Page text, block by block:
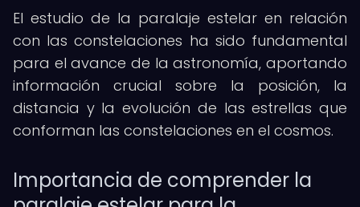
El estudio de la paralaje estelar en relación
con las constelaciones ha sido fundamental
para el avance de la astronomía, aportando
información crucial sobre la posición, la
distancia y la evolución de las estrellas que
conforman las constelaciones en el cosmos.
Importancia de comprender la